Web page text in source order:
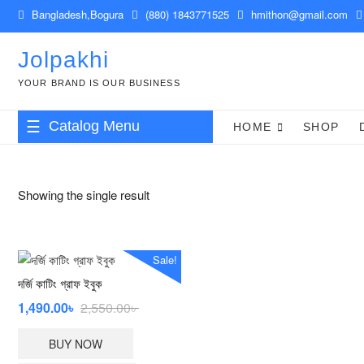
Skip
Bangladesh,Bogura (880) 1843771525 hmithon@gmail.com
Jolpakhi
YOUR BRAND IS OUR BUSINESS
Catalog Menu HOME SHOP
Showing the single result
Sale!
দর্জি কাটিং গ্রাফ ইবুক
2,550.00৳Original
1,490.00৳
Current
BUY NOW